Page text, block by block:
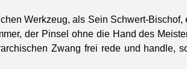
Werkzeug, als Sein Schw­ert-Bischof,
der Pin­sel ohne die Hand des
Zwang frei rede und han­dle,